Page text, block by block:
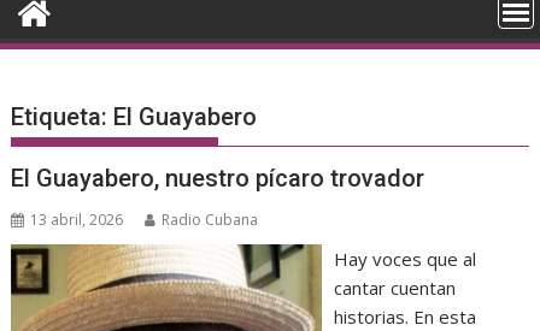
Etiqueta: El Guayabero
El Guayabero, nuestro pícaro trovador
13 abril, 2026 Radio Cubana
Hay voces que al
cantar cuentan
historias. En esta